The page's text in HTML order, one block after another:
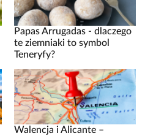
Papas Arrugadas - dlaczego
te ziemniaki to symbol
Teneryfy?
Walencja i Alicante –